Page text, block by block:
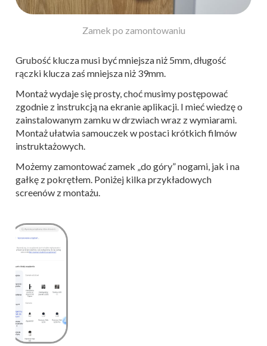
Zamek po zamontowaniu
Grubość klucza musi być mniejsza niż 5mm, długość
rączki klucza zaś mniejsza niż 39mm.
Montaż wydaje się prosty, choć musimy postępować
zgodnie z instrukcją na ekranie aplikacji. I mieć wiedzę o
zainstalowanym zamku w drzwiach wraz z wymiarami.
Montaż ułatwia samouczek w postaci krótkich filmów
instruktażowych.
Możemy zamontować zamek „do góry” nogami, jak i na
gałkę z pokrętłem. Poniżej kilka przykładowych
screenów z montażu.